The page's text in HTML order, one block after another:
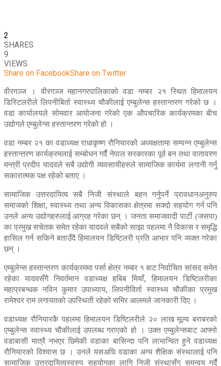
2
SHARES
9
VIEWS
Share on FacebookShare on Twitter
वीरगञ्ज । वीरगञ्ज महानगरपालिकाकाे वडा नम्बर २१ स्थित हिमालयन
डिस्टिलरीले लिपनीबिर्ता स्वास्थ्य चौकीलाई एम्बुलेन्स हस्तान्तरण गरेको छ ।
वडा कार्यालयले सोमवार आयोजना गरेको एक औपचारिक कार्यक्रमका बीच
उद्योगले एम्बुलेन्स हस्तान्तरण गरेको हो ।
वडा नम्बर २१ का वडाध्यक्ष राधाकृष्ण रौनियारको अध्यक्षतामा सम्पन्न एम्बुलेन्स
हस्तान्तरण कार्यक्रमलाई सम्बोधन गर्दै नेपाल सरकारका पूर्व बन तथा वातावरण
मन्त्री प्रदीप यादवले सबै उद्योगी व्यवसायीहरुले सामाजिक कार्यमा लगानी गर्नु
सकारात्मक पक्ष रहेको बताए ।
सामाजिक उत्तरदायित्व सबै निजी संस्थाले बहन गर्नुपर्ने प्रावधानअनुरुप
समाजको शिक्षा, स्वास्थ्य तथा अन्य विकासका क्षेत्रमा सक्दो सहयोग गर्न पनि
उनले अन्य उद्योगहरुलाई आग्रह गरेका छन् । जनता समाजवादी पार्टी (जसपा)
का प्रमुख सचेतक समेत रहेका यादवले सबैको साझा पहलमा नै विकास र समृद्धि
हासिल गर्न सकिने बताउँदै हिमालयन डिष्टिलरी प्रति आभार पनि व्यक्त गरेका
छन् ।
एम्बुलेन्स हस्तान्तरण कार्यक्रममा पर्सा क्षेत्र नम्बर १ बाट निर्वाचित सांसद समेत
रहेका यादवसँगै निवर्तमान वडाध्यक्ष हबिब मियाँ, हिमालयन डिष्टिलरीका
महाप्रबन्धक नविन कुमार उपाध्याय, लिपनीविर्ता स्वास्थ्य चौकीका प्रमुख
रामेश्वर राम लगायतको उपस्थिती रहेको समिर आलमले जानकारी दिए ।
वडाध्यक्ष रौनियारकै पहलमा हिमालयन डिष्टिलरीले २० लाख मूल्य बराबरको
एम्बुलेन्स स्वास्थ्य चौकीलाई उपलब्ध गराएको हो । उक्त एम्बुलेन्सबाट आफ्नो
वडाबासी मात्रै नभएर छिमेकी वडाका बासिन्दा पनि लाभान्वित हुने वडाध्यक्ष
रौनियारको विश्वास छ । उनले यसअघि वडाका अन्य शैक्षिक संस्थालाई पनि
सामाजिक उत्तरदायित्वस्वरुप सहयोगका लागि निजी संस्थासँग समन्वय गर्दै